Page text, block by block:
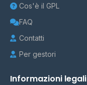
Cos'è il GPL
FAQ
Contatti
Per gestori
Informazioni legali